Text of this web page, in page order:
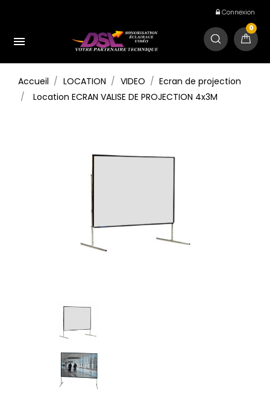
Connexion

0
Accueil LOCATION VIDEO
Ecran de projection
Location ECRAN VALISE DE PROJECTION 4x3M